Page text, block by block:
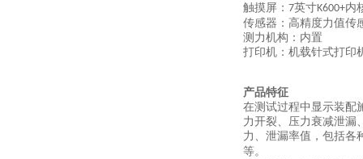
触摸屏： 7英寸K600+内
传感器：高精度力值传
测力机构：内置
打印机：机载针式打印
产品特征
在测试过程中显示装配
力开裂、压力衰减泄漏
力、泄漏率值，包括各
等。